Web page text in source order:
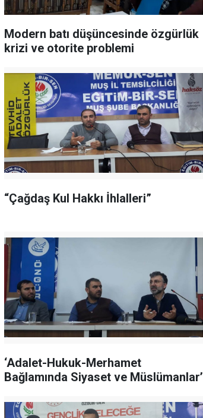
Modern batı düşüncesinde özgürlük
krizi ve otorite problemi
“Çağdaş Kul Hakkı İhlalleri”
‘Adalet-Hukuk-Merhamet
Bağlamında Siyaset ve Müslümanlar’